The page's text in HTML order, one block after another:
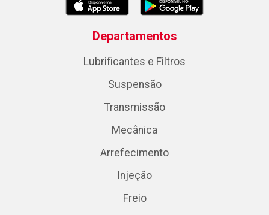
Departamentos
Lubrificantes e Filtros
Suspensão
Transmissão
Mecânica
Arrefecimento
Injeção
Freio